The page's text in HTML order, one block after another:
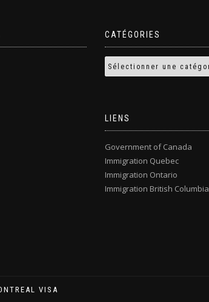
CATÉGORIES
LIENS
Government of Canada
Immigration Quebec
Immigration Ontario
Immigration British Columbia
VISA